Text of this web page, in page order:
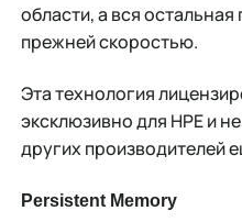
области, а вся
прежней скоростью.
Эта технология
эксклюзивно для HPE и
других производителей
Persistent Memory